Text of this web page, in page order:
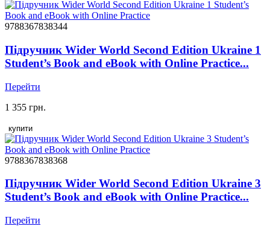
9788367838344
Підручник Wider World Second Edition Ukraine 1
Student’s Book and eBook with Online Practice...
Перейти
1 355 грн.
купити
9788367838368
Підручник Wider World Second Edition Ukraine 3
Student’s Book and eBook with Online Practice...
Перейти